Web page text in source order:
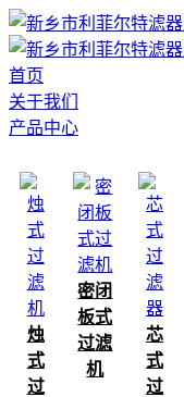
首页
关于我们
产品中心
烛
式
过
密闭
板式
过滤
机
芯
式
过